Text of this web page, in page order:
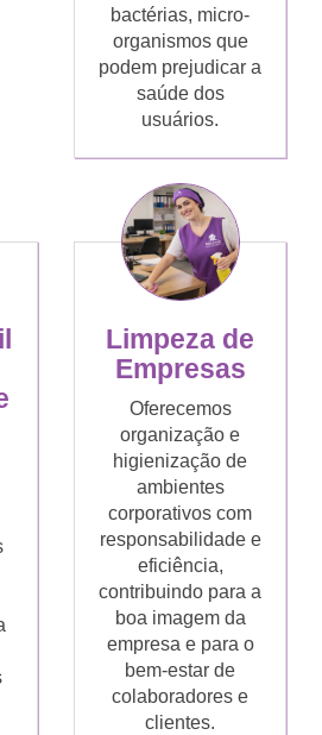
bactérias, micro-
organismos que
podem prejudicar a
saúde dos
usuários.
Limpeza de
Empresas
Oferecemos
organização e
higienização de
ambientes
corporativos com
responsabilidade e
eficiência,
contribuindo para a
boa imagem da
empresa e para o
bem-estar de
colaboradores e
clientes.